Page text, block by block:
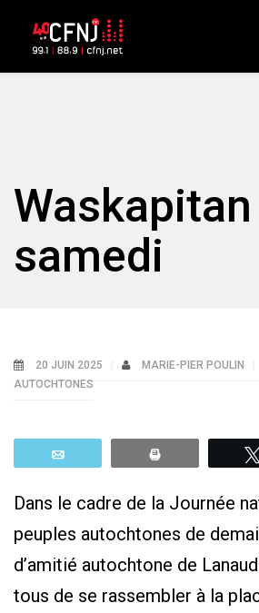
Waskapitan
samedi
20 JUIN 2025 MARIE-PIER POULIN
AUTOCHTONES
Dans le cadre de la Journée
peuples autochtones de
d’amitié autochtone de
tous de se rassembler à la